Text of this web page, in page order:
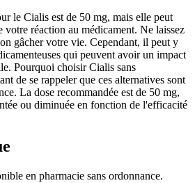
le Cialis est de 50 mg, mais elle peut
votre réaction au médicament. Ne laissez
gâcher votre vie. Cependant, il peut y
qui peuvent avoir un impact
Pourquoi choisir Cialis sans
de se rappeler que ces alternatives sont
La dose recommandée est de 50 mg,
ou diminuée en fonction de l'efficacité
en pharmacie sans ordonnance.